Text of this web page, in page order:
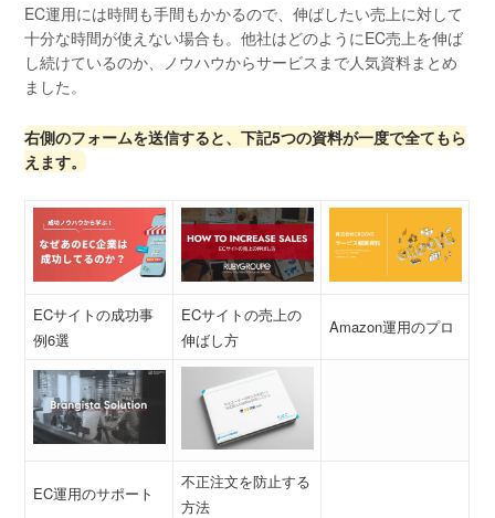
EC運用には時間も手間もかかるので、伸ばしたい売上に対して
十分な時間が使えない場合も。他社はどのようにEC売上を伸ば
し続けているのか、ノウハウからサービスまで人気資料まとめ
ました。
右側のフォームを送信すると、下記5つの資料が一度で全てもら
えます。
ECサイトの成功事
例6選
ECサイトの売上の
伸ばし方
Amazon運用のプロ
EC運用のサポート
不正注文を防止する
方法